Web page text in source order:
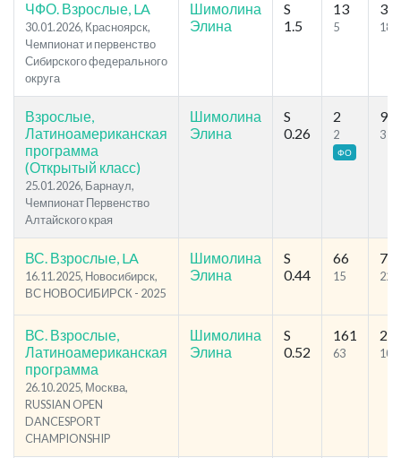
ЧФО. Взрослые, LA
30.01.2026, Красноярск,
Чемпионат и первенство
Сибирского федерального
округа
Шимолина
Элина
S
1.5
13
5
38
18
Взрослые,
Латиноамериканская
программа
(Открытый класс)
25.01.2026, Барнаул,
Чемпионат Первенство
Алтайского края
Шимолина
Элина
S
0.26
2
2
ФО
9
3
ВС. Взрослые, LA
16.11.2025, Новосибирск,
ВС НОВОСИБИРСК - 2025
Шимолина
Элина
S
0.44
66
15
76
22
ВС. Взрослые,
Латиноамериканская
программа
26.10.2025, Москва,
RUSSIAN OPEN
DANCESPORT
CHAMPIONSHIP
Шимолина
Элина
S
0.52
161
63 100